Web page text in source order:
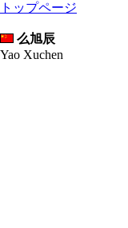
トップページ
么旭辰
Yao Xuchen